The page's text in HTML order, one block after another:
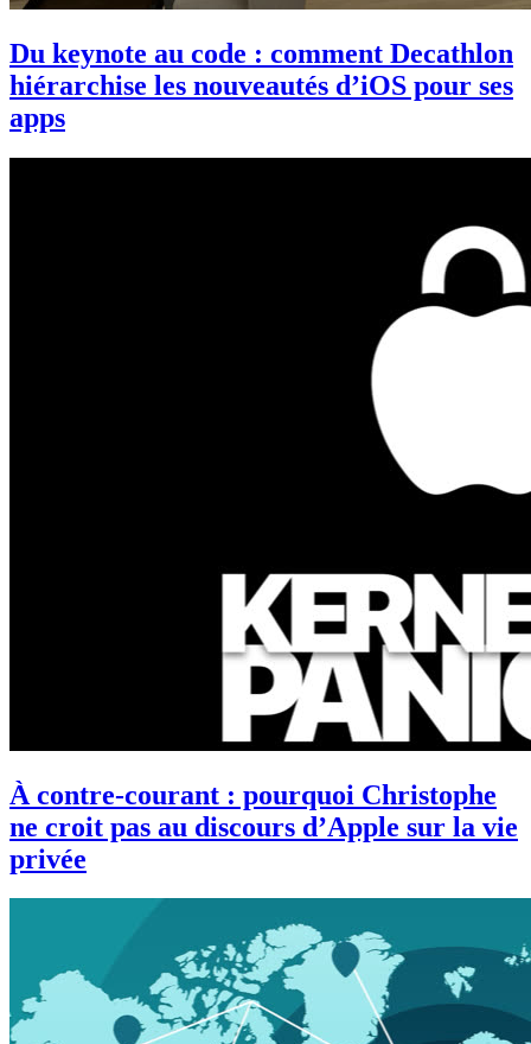
Du keynote au code : comment Decathlon
hiérarchise les nouveautés d’iOS pour ses
apps
À contre-courant : pourquoi Christophe
ne croit pas au discours d’Apple sur la vie
privée